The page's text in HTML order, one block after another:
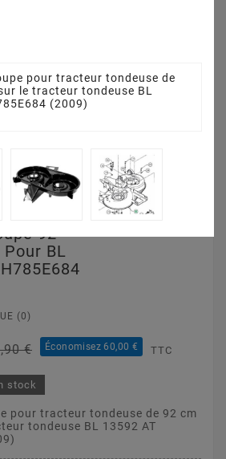
92
BL
(0)
€ Économisez 60,00 € TTC
stock
pour tracteur tondeuse de 92 cm
tondeuse BL 13592 AT
pour tracteur tondeuse de
le tracteur tondeuse BL
(2009)